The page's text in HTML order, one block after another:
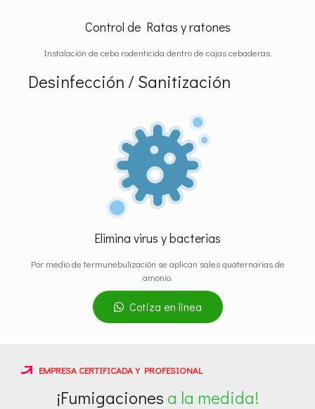
Control de Ratas y ratones
Instalación de cebo rodenticida dentro de cajas cebaderas.
Desinfección / Sanitización
Elimina virus y bacterias
Por medio de termunebulización se aplican sales quaternarias de
amonio.
Cotiza en linea
EMPRESA CERTIFICADA Y PROFESIONAL
¡Fumigaciones a la medida!